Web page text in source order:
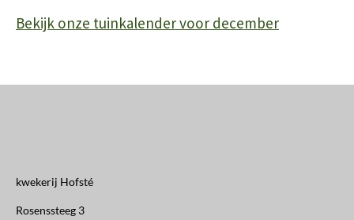
Bekijk onze tuinkalender voor december
kwekerij Hofsté
Rosenssteeg 3